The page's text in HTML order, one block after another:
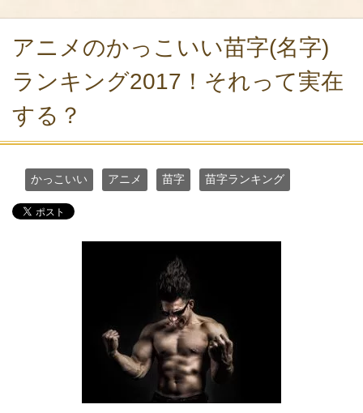
アニメのかっこいい苗字(名字)
ランキング2017！それって実在
する？
かっこいい アニメ 苗字 苗字ランキング